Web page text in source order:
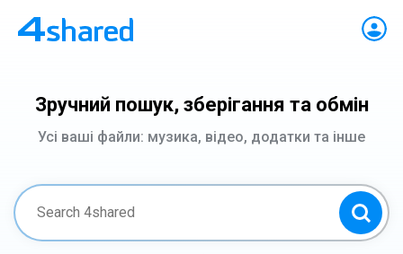
Зручний пошук, зберігання та обмін
Усі ваші файли: музика, відео, додатки та інше